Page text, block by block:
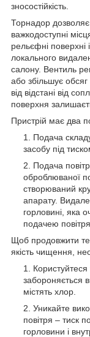
зносостійкість.
Торнадор дозволяє
важкодоступні
рельєфні поверхні
локального
салону. Вентиль
або збільшує обсяг
від відстані від
поверхня
Пристрій має два
Подача
засобу під
Подача
оброблюваної
створюваний
апарату.
горловині, яка
подачею повітря.
Щоб продовжити
якість чищення,
забороняється
містять хлор.
Уникайте
повітря – тиск
горловини і